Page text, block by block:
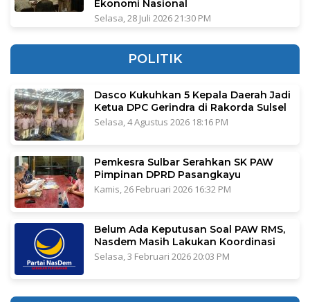
Ekonomi Nasional
Selasa, 28 Juli 2026 21:30 PM
POLITIK
Dasco Kukuhkan 5 Kepala Daerah Jadi
Ketua DPC Gerindra di Rakorda Sulsel
Selasa, 4 Agustus 2026 18:16 PM
Pemkesra Sulbar Serahkan SK PAW
Pimpinan DPRD Pasangkayu
Kamis, 26 Februari 2026 16:32 PM
Belum Ada Keputusan Soal PAW RMS,
Nasdem Masih Lakukan Koordinasi
Selasa, 3 Februari 2026 20:03 PM